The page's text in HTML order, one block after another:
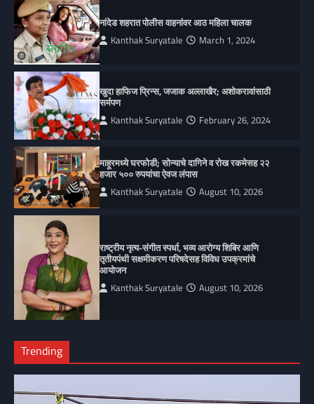
नांदेड शहरात पोलीस वाहनांवर आठ महिला चालक
Kanthak Suryatale March 1, 2024
खुदा हाफिज प्रिन्स, जजाक अल्लाखैर; अशोकरावांसाठी
सर्मपण
Kanthak Suryatale February 26, 2024
माहूरमध्ये घरफोडी; सोन्याचे दागिने व रोख रकमेसह २२
हजार ५०० रुपयांचा ऐवज लंपास
Kanthak Suryatale August 10, 2026
राष्ट्रीय नृत्य-संगीत स्पर्धा, भव्य आरोग्य शिबिर आणि
तृतीयपंथी सक्षमीकरण परिषदेसह विविध उपक्रमांचे
आयोजन
Kanthak Suryatale August 10, 2026
Trending